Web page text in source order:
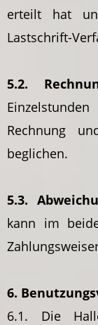
erteilt hat
Lastschrift-
5.2.
Rechnung
beglichen.
5.3.
kann im
6.
6.1. Die